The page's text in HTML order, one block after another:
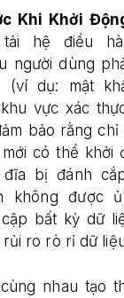
Khi Khởi
hệ điều
người dùng
(ví dụ: mật
vực xác
bảo rằng
có thể khởi
bị đánh
không được
bất kỳ dữ
ro rò rỉ dữ
nhau tạo